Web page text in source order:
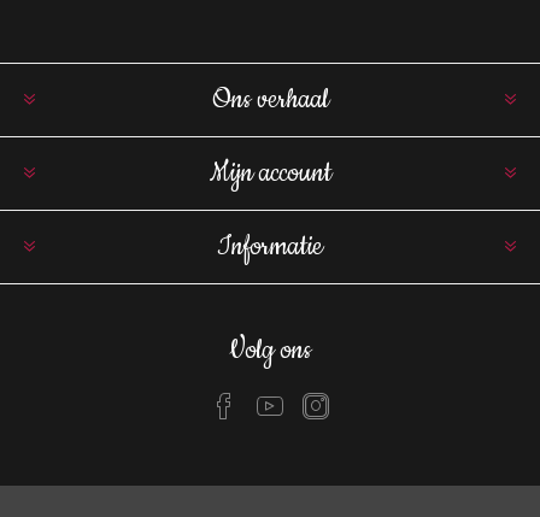
Ons verhaal
Mijn account
Informatie
Volg ons